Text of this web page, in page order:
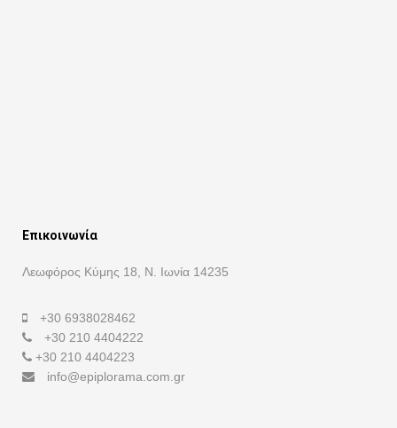
Επικοινωνία
Λεωφόρος Κύμης 18, Ν. Ιωνία 14235
+30 6938028462
+30 210 4404222
+30 210 4404223
info@epiplorama.com.gr